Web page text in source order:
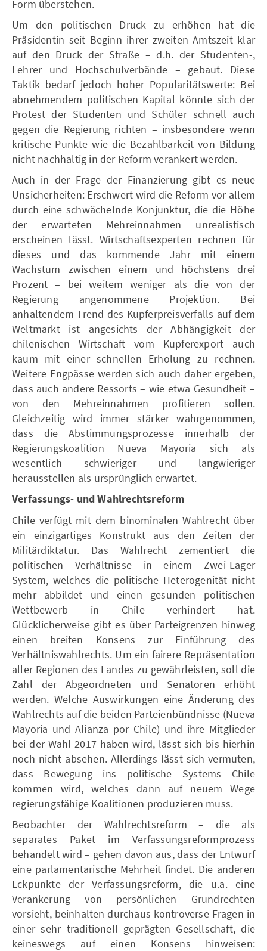
Form überstehen.
Um den politischen Druck zu erhöhen hat die
Präsidentin seit Beginn ihrer zweiten Amtszeit klar
auf den Druck der Straße – d.h. der Studenten-,
Lehrer und Hochschulverbände – gebaut. Diese
Taktik bedarf jedoch hoher Popularitätswerte: Bei
abnehmendem politischen Kapital könnte sich der
Protest der Studenten und Schüler schnell auch
gegen die Regierung richten – insbesondere wenn
kritische Punkte wie die Bezahlbarkeit von Bildung
nicht nachhaltig in der Reform verankert werden.
Auch in der Frage der Finanzierung gibt es neue
Unsicherheiten: Erschwert wird die Reform vor allem
durch eine schwächelnde Konjunktur, die die Höhe
der erwarteten Mehreinnahmen unrealistisch
erscheinen lässt. Wirtschaftsexperten rechnen für
dieses und das kommende Jahr mit einem
Wachstum zwischen einem und höchstens drei
Prozent – bei weitem weniger als die von der
Regierung angenommene Projektion. Bei
anhaltendem Trend des Kupferpreisverfalls auf dem
Weltmarkt ist angesichts der Abhängigkeit der
chilenischen Wirtschaft vom Kupferexport auch
kaum mit einer schnellen Erholung zu rechnen.
Weitere Engpässe werden sich auch daher ergeben,
dass auch andere Ressorts – wie etwa Gesundheit –
von den Mehreinnahmen profitieren sollen.
Gleichzeitig wird immer stärker wahrgenommen,
dass die Abstimmungsprozesse innerhalb der
Regierungskoalition Nueva Mayoria sich als
wesentlich schwieriger und langwieriger
herausstellen als ursprünglich erwartet.
Verfassungs- und Wahlrechtsreform
Chile verfügt mit dem binominalen Wahlrecht über
ein einzigartiges Konstrukt aus den Zeiten der
Militärdiktatur. Das Wahlrecht zementiert die
politischen Verhältnisse in einem Zwei-Lager
System, welches die politische Heterogenität nicht
mehr abbildet und einen gesunden politischen
Wettbewerb in Chile verhindert hat.
Glücklicherweise gibt es über Parteigrenzen hinweg
einen breiten Konsens zur Einführung des
Verhältniswahlrechts. Um ein fairere Repräsentation
aller Regionen des Landes zu gewährleisten, soll die
Zahl der Abgeordneten und Senatoren erhöht
werden. Welche Auswirkungen eine Änderung des
Wahlrechts auf die beiden Parteienbündnisse (Nueva
Mayoria und Alianza por Chile) und ihre Mitglieder
bei der Wahl 2017 haben wird, lässt sich bis hierhin
noch nicht absehen. Allerdings lässt sich vermuten,
dass Bewegung ins politische Systems Chile
kommen wird, welches dann auf neuem Wege
regierungsfähige Koalitionen produzieren muss.
Beobachter der Wahlrechtsreform – die als
separates Paket im Verfassungsreformprozess
behandelt wird – gehen davon aus, dass der Entwurf
eine parlamentarische Mehrheit findet. Die anderen
Eckpunkte der Verfassungsreform, die u.a. eine
Verankerung von persönlichen Grundrechten
vorsieht, beinhalten durchaus kontroverse Fragen in
einer sehr traditionell geprägten Gesellschaft, die
keineswegs auf einen Konsens hinweisen: